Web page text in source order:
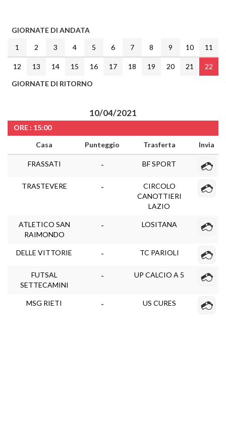
GIORNATE DI ANDATA
1
2 3 4 5 6 7 8 9 10 11
12 13 14 15 16 17 18 19 20 21
22
GIORNATE DI RITORNO
10/04/2021
ORE : 15:00
Casa
Punteggio Trasferta Invia
FRASSATI - BF SPORT
TRASTEVERE -
CIRCOLO
CANOTTIERI
LAZIO
ATLETICO SAN
RAIMONDO
- LOSITANA
DELLE VITTORIE - TC PARIOLI
FUTSAL
SETTECAMINI
- UP CALCIO A 5
MSG RIETI - US CURES